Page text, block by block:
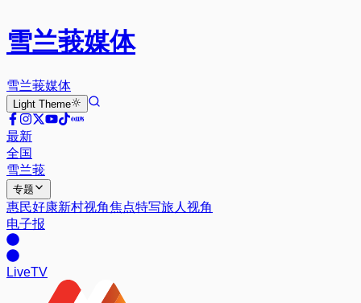
雪兰莪媒体
雪兰莪媒体
Light Theme
最新
全国
雪兰莪
专题
惠民好康新村视角焦点特写旅人视角
电子报
LiveTV